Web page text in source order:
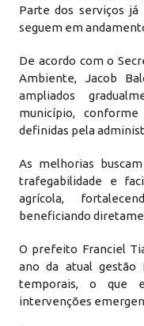
Parte dos serviços já
seguem em
De acordo com o
Ambiente, Jacob
ampliados
município,
definidas pela
As melhorias
trafegabilidade e
agrícola,
beneficiando
O prefeito Franciel
ano da atual
temporais, o que
intervenções